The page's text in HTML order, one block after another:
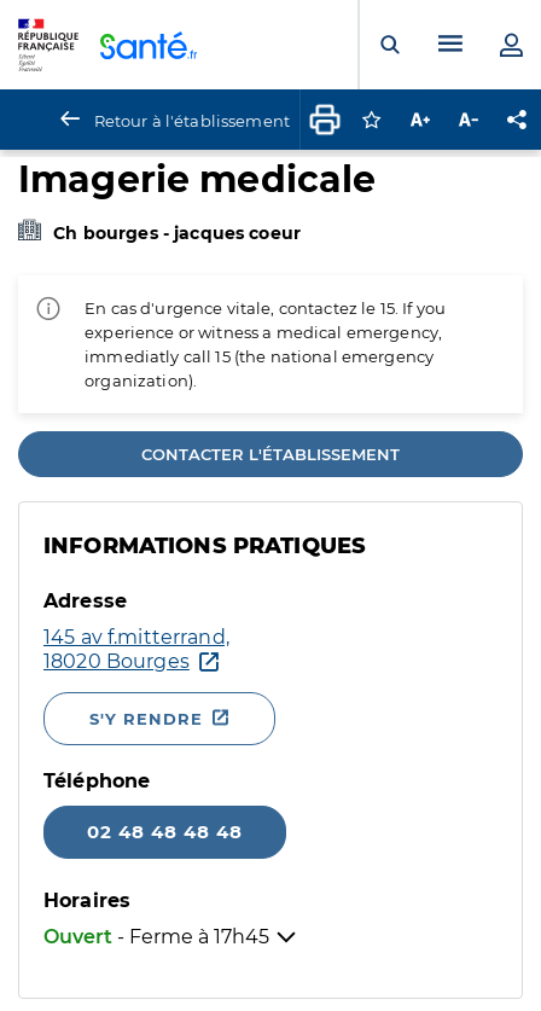
Ouvrir laMenu
Retour à l'établissement Connectez-vous
Augmenter la
Imagerie medicale
Ch bourges - jacques coeur
En cas d'urgence vitale, contactez le 15. If you
experience or witness a medical emergency,
immediatly call 15 (the national emergency
organization).
CONTACTER L'ÉTABLISSEMENT
INFORMATIONS PRATIQUES
Adresse
145 av f.mitterrand,
18020 Bourges
S'Y RENDRE
Téléphone
02 48 48 48 48
Horaires
Ouvert - Ferme à 17h45